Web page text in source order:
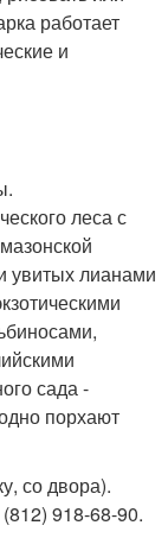
работает
и
леса с
увитых лианами
сада -
порхают
со двора).
918-68-90.